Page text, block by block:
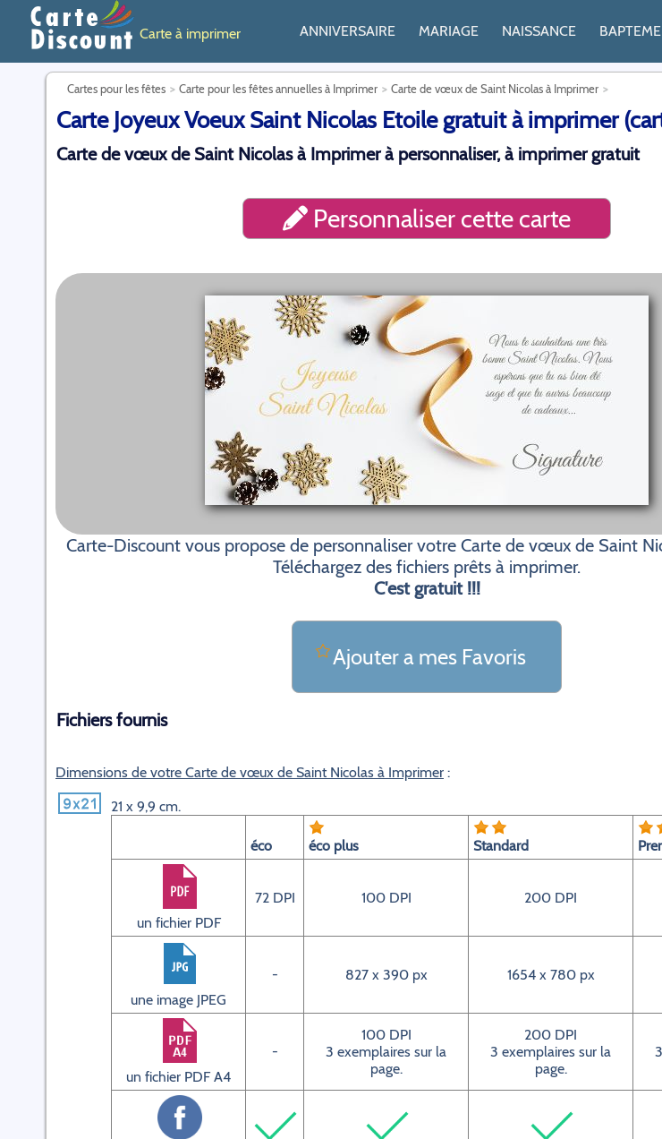
Carte à imprimer ANNIVERSAIRE MARIAGE NAISSANCE BAPTEME
Cartes pour les fêtes Carte pour les fêtes annuelles à Imprimer Carte de vœux de Saint Nicolas à Imprimer
Carte Joyeux Voeux Saint Nicolas Etoile gratuit à imprimer
Carte de vœux de Saint Nicolas à Imprimer à personnaliser, à imprimer gratuit
Personnaliser cette carte
Carte-Discount vous propose de personnaliser votre Carte de vœux de Saint
Téléchargez des fichiers prêts à imprimer.
C'est gratuit !!!
Ajouter a mes Favoris
Fichiers fournis
Dimensions de votre Carte de vœux de Saint Nicolas à Imprimer :
21 x 9,9 cm.
éco éco plus Standard
un fichier PDF
72 DPI 100 DPI 200 DPI
une image JPEG
- 827 x 390 px 1654 x 780 px
un fichier PDF A4
-
100 DPI
3 exemplaires sur la
page.
200 DPI
3 exemplaires sur la
page.